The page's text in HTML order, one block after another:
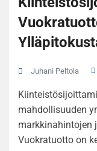
Juhani Peltola
mahdollisuuden
markkinahintojen
Vuokratuotto on